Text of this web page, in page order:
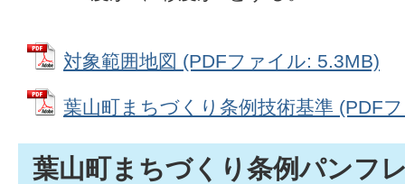
対象範囲地図 (PDFファイル: 5.3MB)
葉山町まちづくり条例技術基準 (PDF
葉山町まちづくり条例パンフ